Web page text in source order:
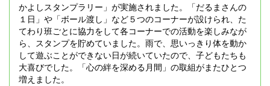
かよしスタンプラリー」が実施されました。「だるまさんの
１日」や「ボール渡し」など５つのコーナーが設けられ、た
てわり班ごとに協力をして各コーナーでの活動を楽しみなが
ら、スタンプを貯めていました。雨で、思いっきり体を動か
して遊ぶことができない日が続いていたので、子どもたちも
大喜びでした。「心の絆を深める月間」の取組がまたひとつ
増えました。